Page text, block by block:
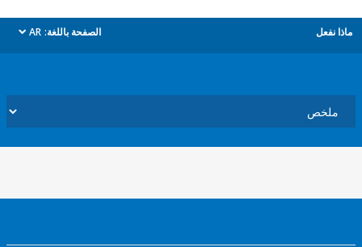
الصفحة باللغة: AR
dropdown